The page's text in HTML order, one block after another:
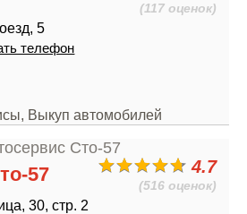
(117 оценок)
5
телефон
Выкуп автомобилей
4.7
(516 оценок)
57
30, стр. 2